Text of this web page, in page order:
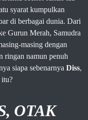
syarat kumpulkan
di berbagai dunia. Dari
Gurun Merah, Samudra
masing dengan
ringan namun penuh
siapa sebenarnya Diss,
itu?
OTAK